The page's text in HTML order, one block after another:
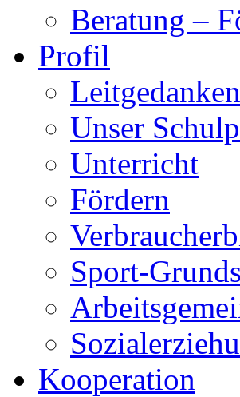
Beratung –
Profil
Leitgedanken
Unser
Unterricht
Fördern
Sport-
Kooperation